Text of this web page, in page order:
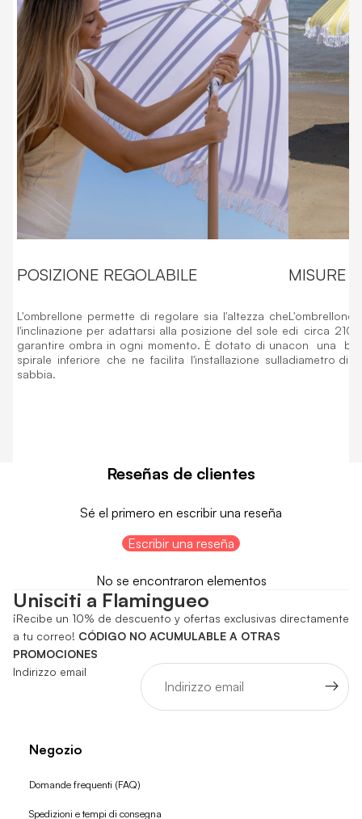
POSIZIONE REGOLABILE
L'ombrellone permette di regolare sia l'altezza che
l'inclinazione per adattarsi alla posizione del sole e
garantire ombra in ogni momento. È dotato di una
spirale inferiore che ne facilita l'installazione sulla
sabbia.
MISURE
L'ombrellone
di circa 210
con una
diametro di
Reseñas de clientes
Sé el primero en escribir una reseña
Escribir una reseña
No se encontraron elementos
Unisciti a Flamingueo
¡Recibe un 10% de descuento y ofertas exclusivas directamente
a tu correo! CÓDIGO NO ACUMULABLE A OTRAS
PROMOCIONES
Indirizzo email
Negozio
Domande frequenti (FAQ)
Spedizioni e tempi di consegna